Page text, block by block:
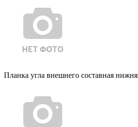
Планка угла внешнего составная